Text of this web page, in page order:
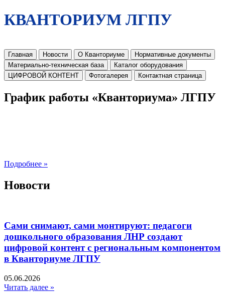
КВАНТОРИУМ ЛГПУ
Главная Новости О Кванториуме
Нормативные документы
Материально-техническая база
Каталог оборудования
ЦИФРОВОЙ КОНТЕНТ
Фотогалерея Контактная страница
График работы «Кванториума» ЛГПУ
Подробнее »
Новости
Сами снимают, сами монтируют: педагоги
дошкольного образования ЛНР создают
цифровой контент с региональным компонентом
в Кванториуме ЛГПУ​
05.06.2026
Читать далее »